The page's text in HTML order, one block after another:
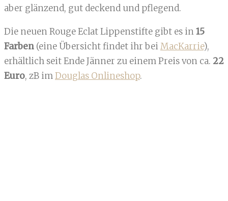
aber glänzend, gut deckend und pflegend.
Die neuen Rouge Eclat Lippenstifte gibt es in15
Farben (eine Übersicht findet ihr bei MacKarrie),
erhältlich seit Ende Jänner zu einem Preis von ca. 22
Euro, zB imDouglas Onlineshop.